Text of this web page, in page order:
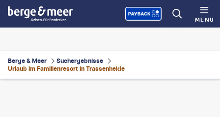
MENÜ
Berge & Meer
Suchergebnisse
Urlaub im Familienresort in Trassenheide